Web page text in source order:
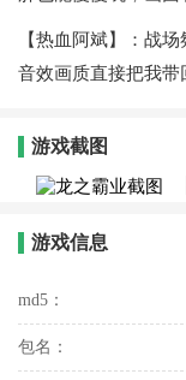
【热血阿斌】：战
音效画质直接把我
游戏截图
游戏信息
md5：
包名：